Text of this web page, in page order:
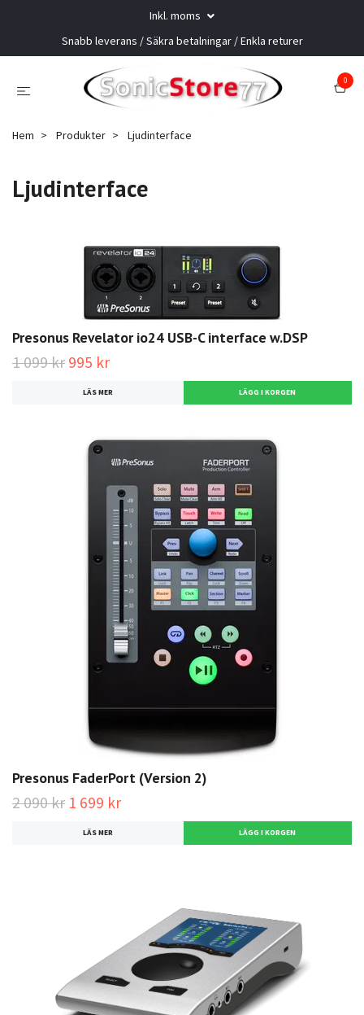
Inkl. moms
Snabb leverans / Säkra betalningar / Enkla returer
0
Hem Produkter Ljudinterface
Ljudinterface
Presonus Revelator io24 USB-C interface w.DSP
1 099 kr 995 kr
LÄS MER
Presonus FaderPort (Version 2)
2 090 kr 1 699 kr
LÄS MER